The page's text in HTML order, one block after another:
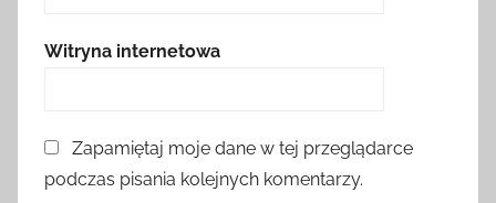
Witryna internetowa
Zapamiętaj moje dane w tej przeglądarce
podczas pisania kolejnych komentarzy.